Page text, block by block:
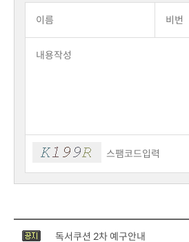
독서쿠션 2차 예구안내